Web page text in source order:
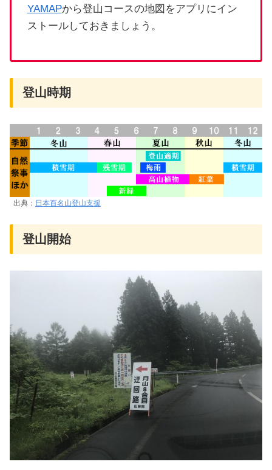
YAMAPから登山コースの地図をアプリにイン
ストールしておきましょう。
登山時期
出典： 日本百名山登山支援
登山開始